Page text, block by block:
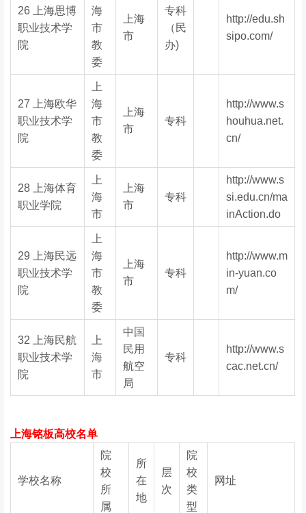
26 上海思博
职业技术学
院
海
市
教
委
上海
市
专科
（民
办)
http://edu.sh
sipo.com/
27 上海欧华
职业技术学
院
上
海
市
教
委
上海
市
专科
http://www.s
houhua.net.
cn/
28 上海体育
职业学院
上
海
市
上海
市
专科
http://www.s
si.edu.cn/ma
inAction.do
29 上海民远
职业技术学
院
上
海
市
教
委
上海
市
专科
http://www.m
in-yuan.co
m/
32 上海民航
职业技术学
院
上
海
市
中国
民用
航空
局
专科
http://www.s
cac.net.cn/
上海铭板高校名单
学校名称
院
校
所
属
所
在
地
层
次
院
校
类
型
网址